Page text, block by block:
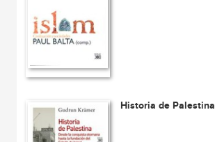
Historia de Palestina